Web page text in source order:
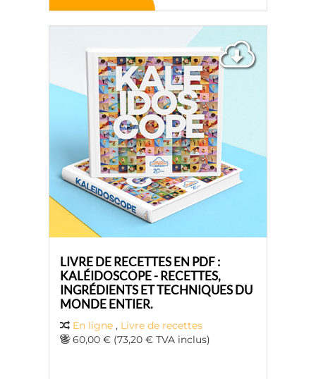
LIVRE DE RECETTES EN PDF :
KALÉIDOSCOPE - RECETTES,
INGRÉDIENTS ET TECHNIQUES DU
MONDE ENTIER.
En ligne , Livre de recettes
60,00 € (73,20 € TVA inclus)